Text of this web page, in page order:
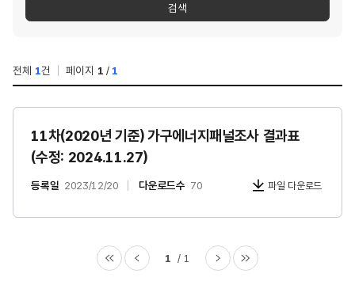
검색
전체 1건 페이지 1 / 1
11차(2020년 기준) 가구에너지패널조사 결과표
(수정: 2024.11.27)
등록일 2023/12/20 다운로드수 70 파일 다운로드
1